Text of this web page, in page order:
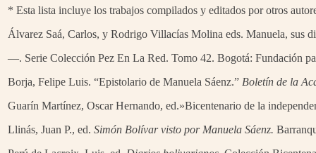
* Esta lista incluye los trabajos compilados y editados por otros
Álvarez Saá, Carlos, y Rodrigo Villacías Molina eds. Manuela, sus
—. Serie Colección Pez En La Red. Tomo 42. Bogotá: Fundación
Borja, Felipe Luis. “Epistolario de Manuela Sáenz.” Boletín de la
Guarín Martínez, Oscar Hernando, ed.»Bicentenario de la
Llinás, Juan P., ed. Simón Bolívar visto por Manuela Sáenz.